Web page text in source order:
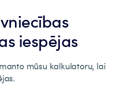
iespējas
mūsu kalkulatoru, lai